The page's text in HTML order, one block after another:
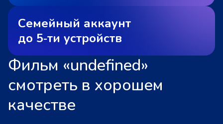
Семейный аккаунт
до 5‑ти устройств
Фильм «undefined»
смотреть в хорошем
качестве